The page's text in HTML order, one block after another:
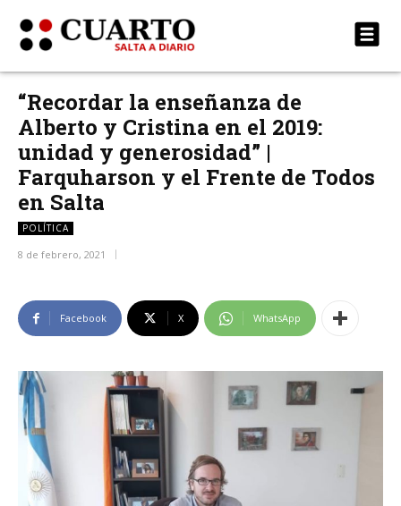
“Recordar la enseñanza de
Alberto y Cristina en el 2019:
unidad y generosidad” |
Farquharson y el Frente de Todos
en Salta
POLÍTICA
8 de febrero, 2021
Facebook X WhatsApp